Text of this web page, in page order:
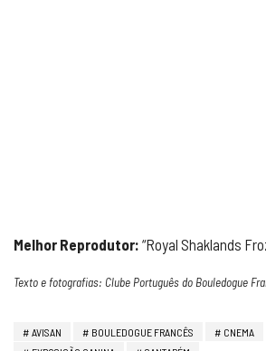
Melhor Reprodutor: “Royal Shaklands
Texto e fotografias: Clube Português do Bouledogue
AVISAN BOULEDOGUE FRANCÊS CNEMA